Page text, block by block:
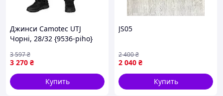
Джинси Camotec UTJ
Чорні, 28/32 {9536-piho}
3 270 ₴
3 597₴
Купить
JS05
2 040 ₴
2 400₴
Купить